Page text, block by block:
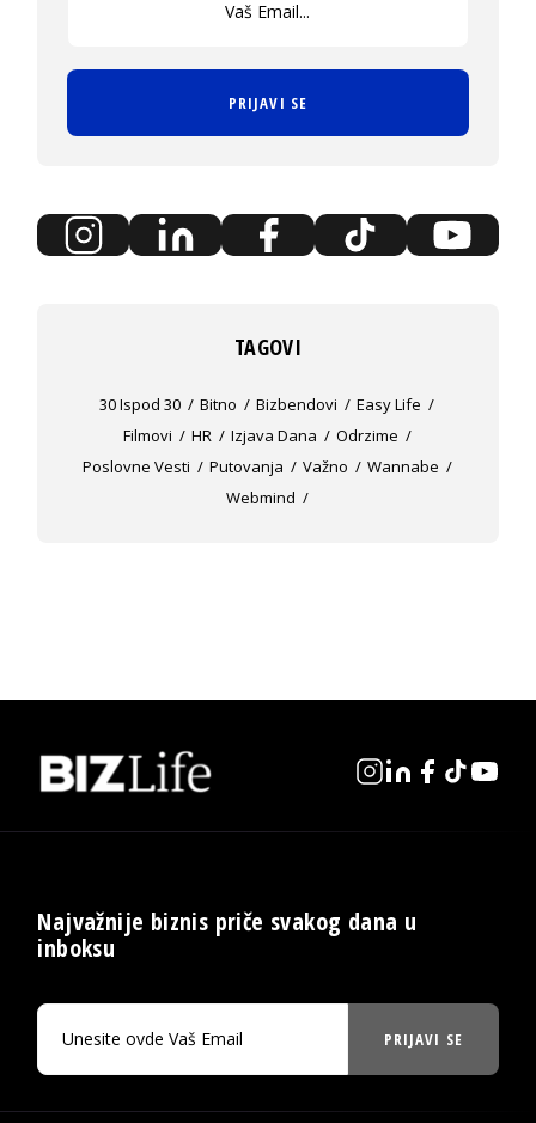
PRIJAVI SE
TAGOVI
30 Ispod 30 Bitno Bizbendovi
Easy Life
Filmovi
HR Izjava Dana
Odrzime
Poslovne Vesti
Putovanja Važno
Wannabe
Webmind
Najvažnije biznis priče svakog dana u
inboksu
PRIJAVI SE